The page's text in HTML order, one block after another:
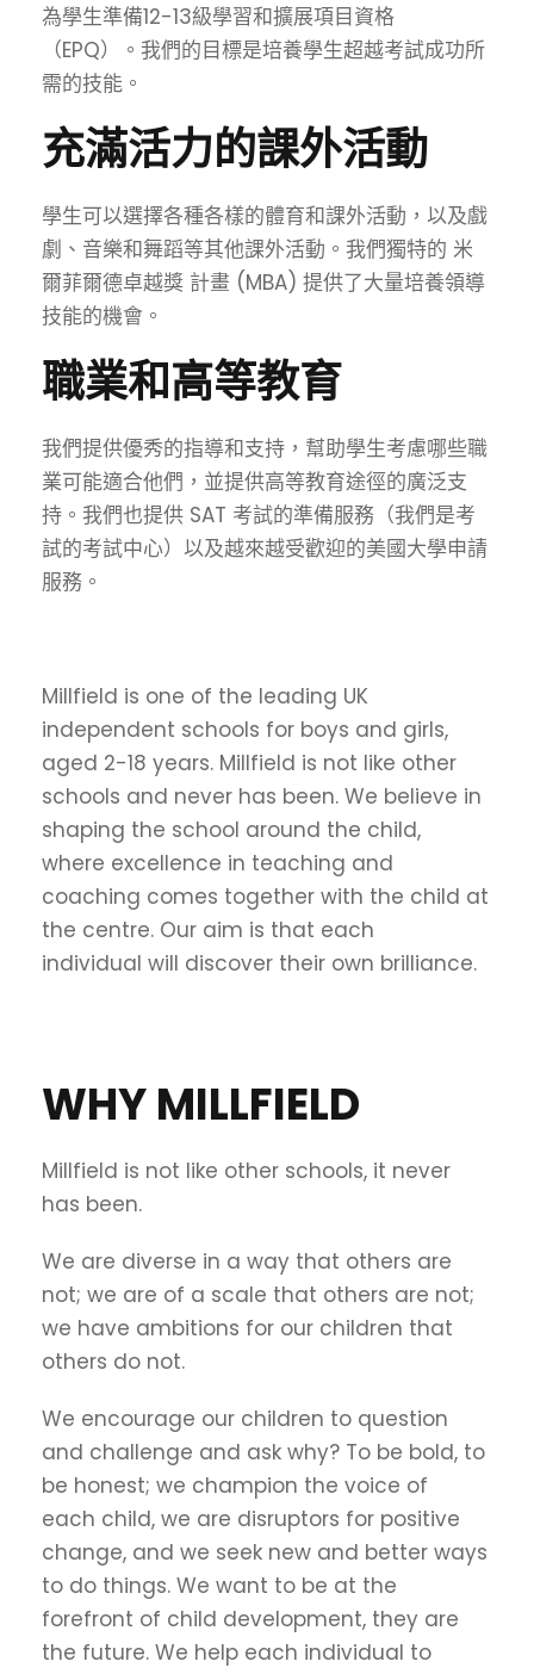
為學生準備12-13級學習和擴展項目資格
（EPQ）。我們的目標是培養學生超越考試成功所
需的技能。
充滿活力的課外活動
學生可以選擇各種各樣的體育和課外活動，以及戲
劇、音樂和舞蹈等其他課外活動。我們獨特的 米
爾菲爾德卓越獎 計畫 (MBA) 提供了大量培養領導
技能的機會。
職業和高等教育
我們提供優秀的指導和支持，幫助學生考慮哪些職
業可能適合他們，並提供高等教育途徑的廣泛支
持。我們也提供 SAT 考試的準備服務（我們是考
試的考試中心）以及越來越受歡迎的美國大學申請
服務。
Millfield is one of the leading UK
independent schools for boys and girls,
aged 2-18 years. Millfield is not like other
schools and never has been. We believe in
shaping the school around the child,
where excellence in teaching and
coaching comes together with the child at
the centre. Our aim is that each
individual will discover their own brilliance.
WHY MILLFIELD
Millfield is not like other schools, it never
has been.
We are diverse in a way that others are
not; we are of a scale that others are not;
we have ambitions for our children that
others do not.
We encourage our children to question
and challenge and ask why? To be bold, to
be honest; we champion the voice of
each child, we are disruptors for positive
change, and we seek new and better ways
to do things. We want to be at the
forefront of child development, they are
the future. We help each individual to